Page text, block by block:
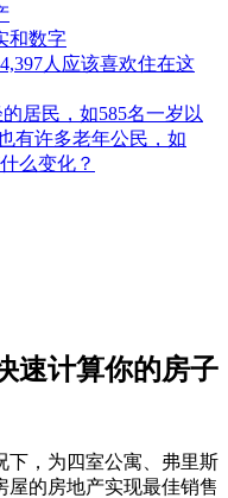
和数字
人应该喜欢住在这
居民，如585名一岁以
有许多老年公民，如
么变化？
速计算你的房子
下，为四室公寓、弗里斯
屋的房地产实现最佳销售